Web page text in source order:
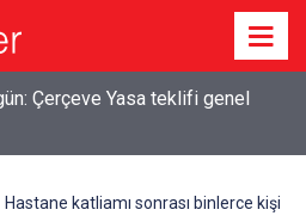
Çerçeve Yasa teklifi genel
Hastane katliamı sonrası binlerce kişi